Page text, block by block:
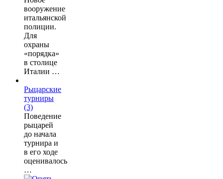
вооружение
итальянской
полиции.
Для
охраны
«порядка»
в столице
Италии …
Рыцарские
турниры
(3)
Поведение
рыцарей
до начала
турнира и
в его ходе
оценивалось
…